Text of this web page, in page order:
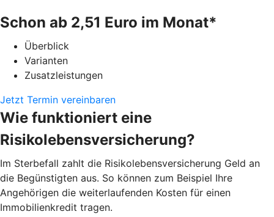
Schon ab 2,51 Euro im Monat*
Überblick
Varianten
Zusatzleistungen
Jetzt Termin vereinbaren
Wie funktioniert eine
Risikolebensversicherung?
Im Sterbefall zahlt die Risikolebensversicherung Geld an
die Begünstigten aus. So können zum Beispiel Ihre
Angehörigen die weiterlaufenden Kosten für einen
Immobilienkredit tragen.